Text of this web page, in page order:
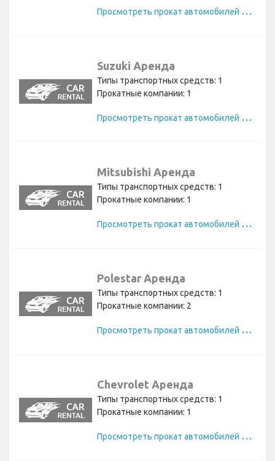
П
росмотреть прокат автомобилей Jaguar
Suzuki Аренда
Типы транспортных средств: 1
Прокатные компании: 1
П
росмотреть прокат автомобилей Suzuki
Mitsubishi Аренда
Типы транспортных средств: 1
Прокатные компании: 1
П
росмотреть прокат автомобилей Mitsubishi
Polestar Аренда
Типы транспортных средств: 1
Прокатные компании: 2
П
росмотреть прокат автомобилей Polestar
Chevrolet Аренда
Типы транспортных средств: 1
Прокатные компании: 1
П
росмотреть прокат автомобилей Chevrolet